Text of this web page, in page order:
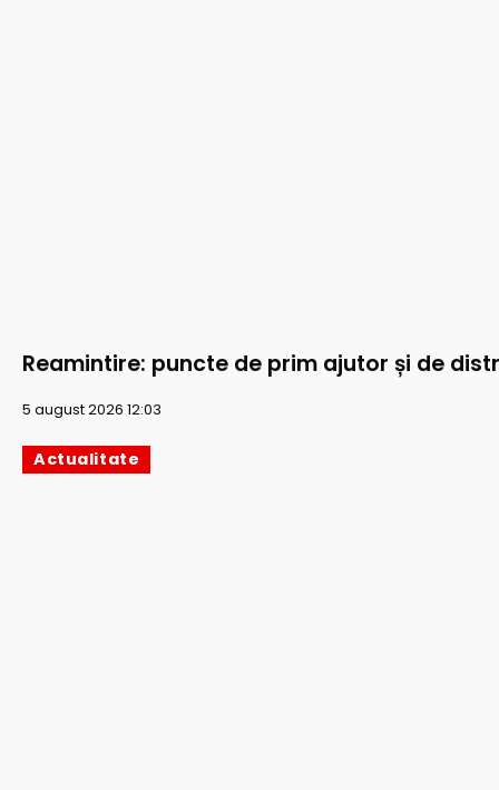
Reamintire: puncte de prim ajutor și de
5 august 2026 12:03
Actualitate